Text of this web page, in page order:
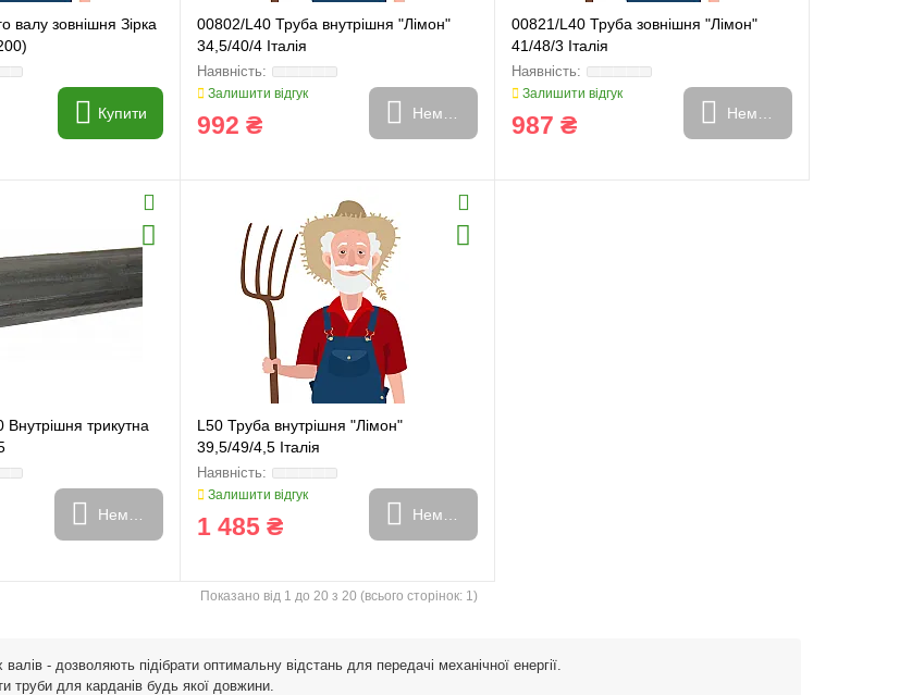
валу зовнішня Зірка
Купити
00802/L40 Труба внутрішня "Лімон"
34,5/40/4 Італія
Залишити відгук
992 ₴ Немає в наявності
00821/L40 Труба зовнішня "Лімон"
41/48/3 Італія
Залишити відгук
987 ₴ Немає в наявності
трикутна
Немає в наявності
L50 Труба внутрішня "Лімон"
39,5/49/4,5 Італія
Залишити відгук
1 485 ₴ Немає в наявності
Показано від 1 до 20 з 20 (всього сторінок: 1)
- дозволяють підібрати оптимальну відстань для передачі механічної енергії.
труби для карданів будь якої довжини.